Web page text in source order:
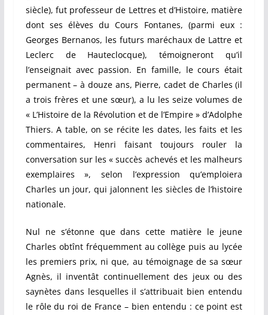
siècle), fut professeur de Lettres et d’Histoire, matière
dont ses élèves du Cours Fontanes, (parmi eux :
Georges Bernanos, les futurs maréchaux de Lattre et
Leclerc de Hauteclocque), témoigneront qu’il
l’enseignait avec passion. En famille, le cours était
permanent – à douze ans, Pierre, cadet de Charles (il
a trois frères et une sœur), a lu les seize volumes de
« L’Histoire de la Révolution et de l’Empire » d’Adolphe
Thiers. A table, on se récite les dates, les faits et les
commentaires, Henri faisant toujours rouler la
conversation sur les « succès achevés et les malheurs
exemplaires », selon l’expression qu’emploiera
Charles un jour, qui jalonnent les siècles de l’histoire
nationale.
Nul ne s’étonne que dans cette matière le jeune
Charles obtînt fréquemment au collège puis au lycée
les premiers prix, ni que, au témoignage de sa sœur
Agnès, il inventât continuellement des jeux ou des
saynètes dans lesquelles il s’attribuait bien entendu
le rôle du roi de France – bien entendu : ce point est